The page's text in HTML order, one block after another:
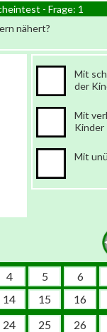
- Frage: 1
nähert?
Mit
der
Mit
Kinder
Mit
4 5
6
14 15
16
24 25 26